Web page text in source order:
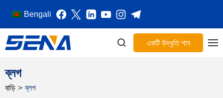
Bengali
একটি উদ্ধৃতি পান
ব্লগ
বাড়ি > ব্লগ